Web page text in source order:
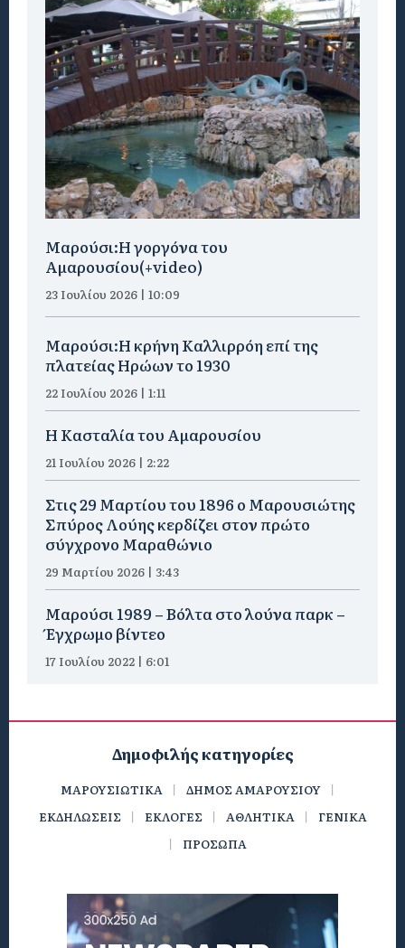
Μαρούσι:H γοργόνα του
Αμαρουσίου(+video)
23 Ιουλίου 2026 | 10:09
Μαρούσι:Η κρήνη Καλλιρρόη επί της
πλατείας Ηρώων το 1930
22 Ιουλίου 2026 | 1:11
Η Κασταλία του Αμαρουσίου
21 Ιουλίου 2026 | 2:22
Στις 29 Μαρτίου του 1896 ο Μαρουσιώτης
Σπύρος Λούης κερδίζει στον πρώτο
σύγχρονο Μαραθώνιο
29 Μαρτίου 2026 | 3:43
Μαρούσι 1989 – Βόλτα στο λούνα παρκ –
Έγχρωμο βίντεο
17 Ιουλίου 2022 | 6:01
Δημοφιλής κατηγορίες
ΜΑΡΟΥΣΙΩΤΙΚΑ
ΔΗΜΟΣ ΑΜΑΡΟΥΣΙΟΥ
ΕΚΔΗΛΩΣΕΙΣ
ΕΚΛΟΓΕΣ ΑΘΛΗΤΙΚΑ
ΓΕΝΙΚΑ
ΠΡΟΣΩΠΑ